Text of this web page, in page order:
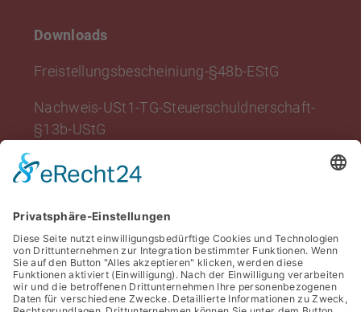
Downloads
Freistellungsbescheiniung-§48b-EStG
Nachweis-USt1-TG-Steuerschuldnerschaft-
§13b-UStG
Projekte & Referenzen
Aktuelles
Kontakt
Datenschutz
Impressum